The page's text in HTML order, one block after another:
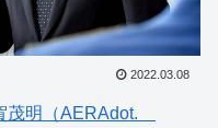
2022.03.08
茂明（AERAdot.